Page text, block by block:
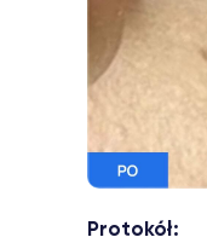
Protokół: